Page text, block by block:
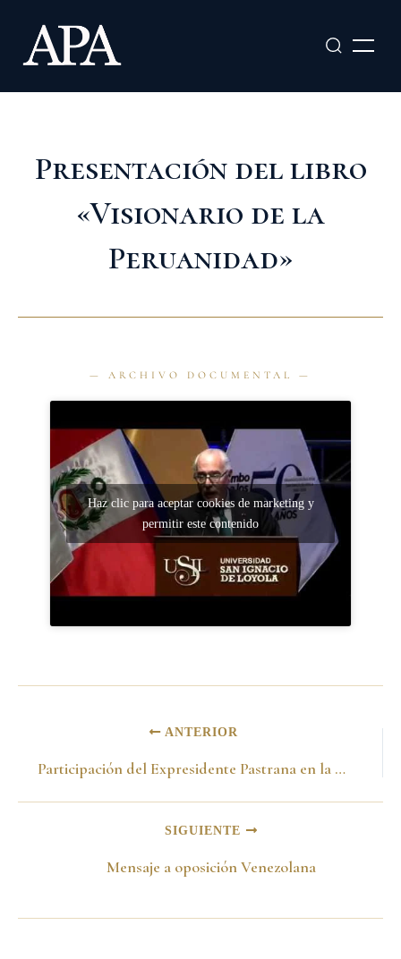
contenido
Presentación del libro
«Visionario de la
Peruanidad»
Haz clic para aceptar cookies de marketing y
permitir este contenido
ANTERIOR
Participación del Expresidente Pastrana en la Cátedra Europa 2015
SIGUIENTE
Mensaje a oposición Venezolana